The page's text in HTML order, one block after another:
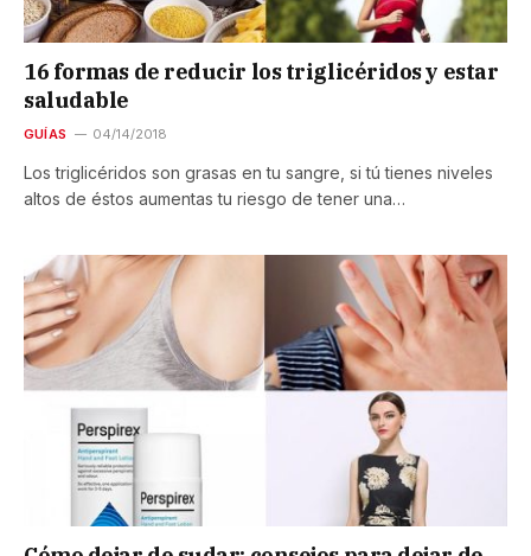
16 formas de reducir los triglicéridos y estar
saludable
GUÍAS 04/14/2018
Los triglicéridos son grasas en tu sangre, si tú tienes niveles
altos de éstos aumentas tu riesgo de tener una…